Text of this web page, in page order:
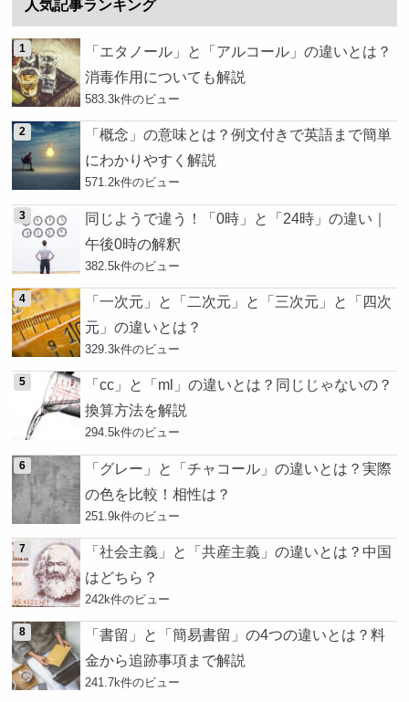
人気記事ランキング
「エタノール」と「アルコール」の違いとは？
消毒作用についても解説
583.3k件のビュー
「概念」の意味とは？例文付きで英語まで簡単
にわかりやすく解説
571.2k件のビュー
同じようで違う！「0時」と「24時」の違い｜
午後0時の解釈
382.5k件のビュー
「一次元」と「二次元」と「三次元」と「四次
元」の違いとは？
329.3k件のビュー
「cc」と「ml」の違いとは？同じじゃないの？
換算方法を解説
294.5k件のビュー
「グレー」と「チャコール」の違いとは？実際
の色を比較！相性は？
251.9k件のビュー
「社会主義」と「共産主義」の違いとは？中国
はどちら？
242k件のビュー
「書留」と「簡易書留」の4つの違いとは？料
金から追跡事項まで解説
241.7k件のビュー